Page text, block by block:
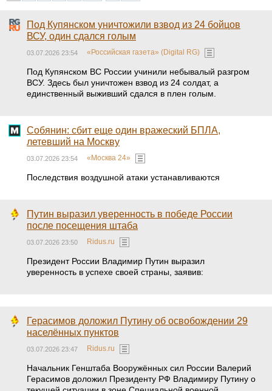
Под Купянском уничтожили взвод из 24 бойцов
ВСУ, один сдался голым
03.07.2026 23:54 «Российская газета» (Digital RG)
Под Купянском ВС России учинили небывалый разгром
ВСУ. Здесь был уничтожен взвод из 24 солдат, а
единственный выживший сдался в плен голым.
Собянин: сбит еще один вражеский БПЛА,
летевший на Москву
03.07.2026 23:54 «Москва 24»
Последствия воздушной атаки устанавливаются
Путин выразил уверенность в победе России
после посещения штаба
03.07.2026 23:50 Ridus.ru
Президент России Владимир Путин выразил
уверенность в успехе своей страны, заявив:
Герасимов доложил Путину об освобождении 29
населённых пунктов
03.07.2026 23:47 Ridus.ru
Начальник Генштаба Вооружённых сил России Валерий
Герасимов доложил Президенту РФ Владимиру Путину о